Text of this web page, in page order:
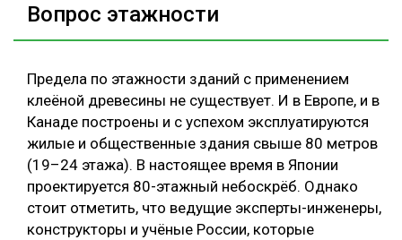
Вопрос этажности
Предела по этажности зданий с применением
клеёной древесины не существует. И в Европе, и в
Канаде построены и с успехом эксплуатируются
жилые и общественные здания свыше 80 метров
(19–24 этажа). В настоящее время в Японии
проектируется 80-этажный небоскрёб. Однако
стоит отметить, что ведущие эксперты-инженеры,
конструкторы и учёные России, которые